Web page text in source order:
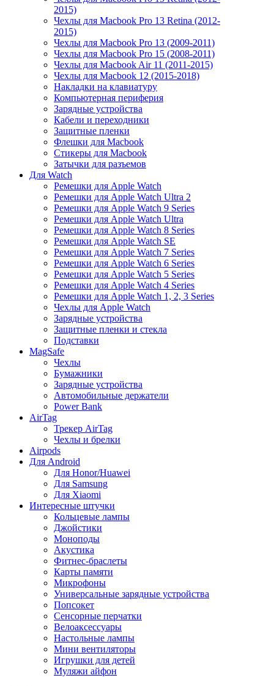
2015)
Чехлы для Macbook Pro 13 Retina (2012-
2015)
Чехлы для Macbook Pro 13 (2009-2011)
Чехлы для Macbook Pro 15 (2008-2011)
Чехлы для Macbook Air 11 (2011-2015)
Чехлы для Macbook 12 (2015-2018)
Накладки на клавиатуру
Компьютерная периферия
Зарядные устройства
Кабели и переходники
Защитные пленки
Флешки для Macbook
Стикеры для Macbook
Затычки для разъемов
Для Watch
Ремешки для Apple Watch
Ремешки для Apple Watch Ultra 2
Ремешки для Apple Watch 9 Series
Ремешки для Apple Watch Ultra
Ремешки для Apple Watch 8 Series
Ремешки для Apple Watch SE
Ремешки для Apple Watch 7 Series
Ремешки для Apple Watch 6 Series
Ремешки для Apple Watch 5 Series
Ремешки для Apple Watch 4 Series
Ремешки для Apple Watch 1, 2, 3 Series
Чехлы для Apple Watch
Зарядные устройства
Защитные пленки и стекла
Подставки
MagSafe
Чехлы
Бумажники
Зарядные устройства
Автомобильные держатели
Power Bank
AirTag
Трекер AirTag
Чехлы и брелки
Airpods
Для Android
Для Honor/Huawei
Для Samsung
Для Xiaomi
Интересные штучки
Кольцевые лампы
Джойстики
Моноподы
Акустика
Фитнес-браслеты
Карты памяти
Микрофоны
Универсальные зарядные устройства
Попсокет
Сенсорные перчатки
Велоаксессуары
Настольные лампы
Мини вентиляторы
Игрушки для детей
Муляжи айфон